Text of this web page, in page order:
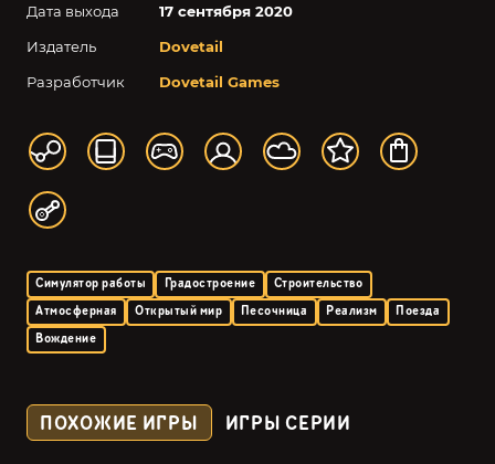
Дата выхода
17 сентября 2020
Издатель
Dovetail
Разработчик
Dovetail Games
Симулятор работы Градостроение
Строительство
Атмосферная
Открытый мир Песочница Реализм
Поезда
Вождение
ПОХОЖИЕ ИГРЫ ИГРЫ СЕРИИ